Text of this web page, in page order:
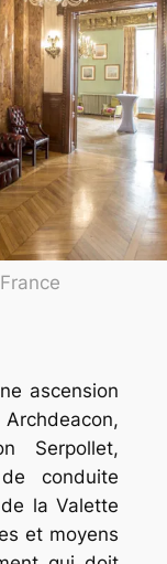
ascension
Serpollet,
conduite
la Valette
et moyens